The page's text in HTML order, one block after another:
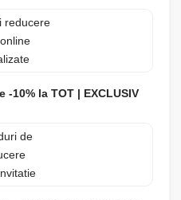
10% la TOT | EXCLUSIV